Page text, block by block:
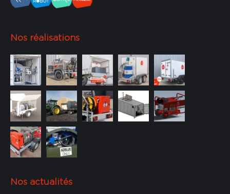
Nos réalisations
Nos actualités